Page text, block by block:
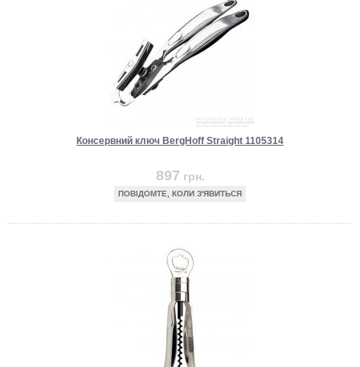
Консервний ключ BergHoff Straight 1105314
897 грн.
ПОВІДОМТЕ, КОЛИ З'ЯВИТЬСЯ